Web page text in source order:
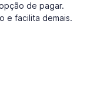
de pagar.
e facilita demais.